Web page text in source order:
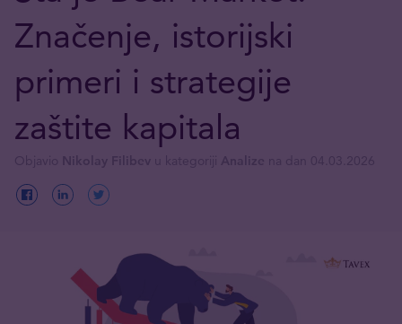
Značenje, istorijski
primeri i strategije
zaštite kapitala